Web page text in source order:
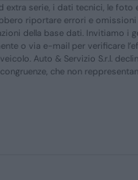
extra serie, i dati tecnici, le foto
riportare errori e
della base dati. Invitiamo i
o via e-mail per verificare
Auto & Servizio S.r.l.
che non